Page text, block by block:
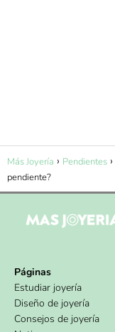
Más Joyería Pendientes
pendiente?
Páginas
Estudiar joyería
Diseño de joyería
Consejos de joyería